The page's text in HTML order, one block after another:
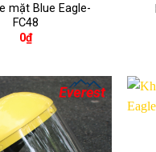
mặt Blue Eagle-
FC48
0₫